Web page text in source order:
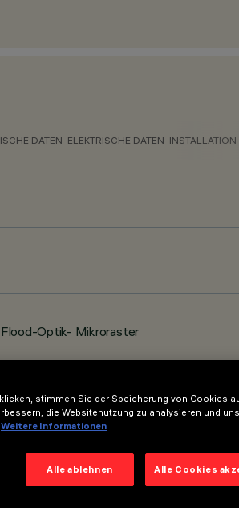
DATEN ELEKTRISCHE DATEN INSTALLATION
Flood-Optik- Mikroraster
stimmen Sie der Speicherung von Cookies
die Websitenutzung zu analysieren und
Weitere Informationen
Alle ablehnen Alle Cookies